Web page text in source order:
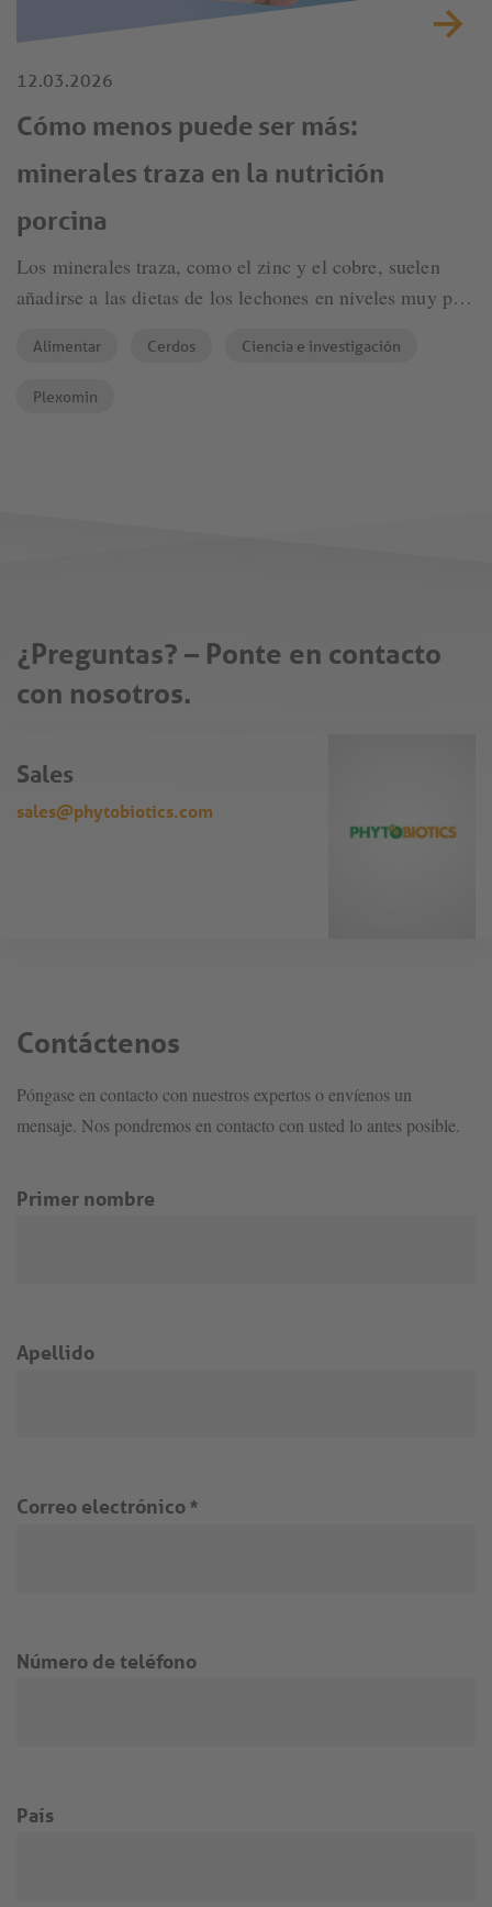
12.03.2026
Cómo menos puede ser más:
minerales traza en la nutrición
porcina
Los minerales traza, como el zinc y el cobre, suelen
añadirse a las dietas de los lechones en niveles muy por
el rendimiento y prevenir la diarrea posdestete. El
inconveniente es evidente: la suplementación excesiva
Alimentar Cerdos Ciencia e investigación
Plexomin
¿Preguntas? – Ponte en contacto
con nosotros.
Sales
sales@phytobiotics.com
Contáctenos
Póngase en contacto con nuestros expertos o envíenos un
mensaje. Nos pondremos en contacto con usted lo antes posible.
Primer nombre
Apellido
Correo electrónico *
Número de teléfono
País